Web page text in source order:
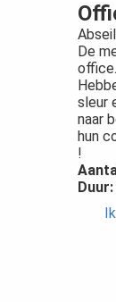
De
office.
sleur
naar
hun
!